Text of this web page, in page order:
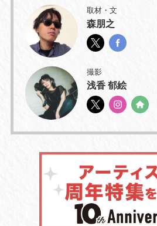
取材・文
森朋之
撮影
浅香 郁絵